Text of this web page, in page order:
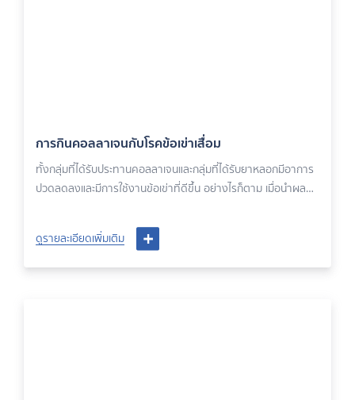
การกินคอลลาเจนกับโรคข้อเข่าเสื่อม
ทั้งกลุ่มที่ได้รับประทานคอลลาเจนและกลุ่มที่ได้รับยาหลอกมีอาการ
ปวดลดลงและมีการใช้งานข้อเข่าที่ดีขึ้น อย่างไรก็ตาม เมื่อนำผล
ทานคอลลาเจนไม่ได้ดีไปกว่าการรับประทานยาหลอก อย่างมีนัย
สำคัญทางสถิติในช่วงระยะเวลา 3 เดือนของการศึกษา
ดูรายละเอียดเพิ่มเติม